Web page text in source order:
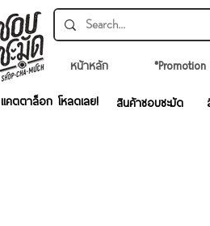
หน้าหลัก
สินค้าชอบชะมัด
แคตตาล็อก โหลดเลย!